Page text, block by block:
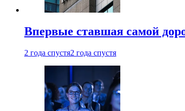
Впервые ставшая самой
2 года спустя2 года спустя